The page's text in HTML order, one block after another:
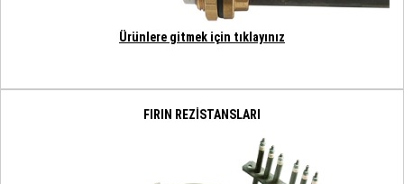
Ürünlere gitmek için tıklayınız
FIRIN REZİSTANSLARI